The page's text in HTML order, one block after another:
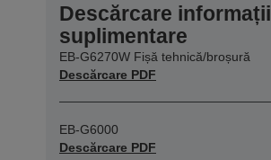
Descărcare informații
suplimentare
EB-G6270W Fișă tehnică/broșură
Descărcare PDF
EB-G6000
Descărcare PDF